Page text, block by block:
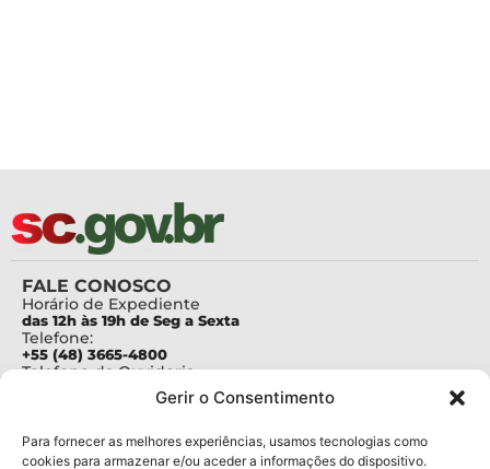
Gerir o Consentimento
Para fornecer as melhores experiências, usamos tecnologias como
cookies para armazenar e/ou aceder a informações do dispositivo.
FALE CONOSCO
Horário de Expediente
das 12h às 19h de Seg a Sexta
Telefone:
+55 (48) 3665-4800
Telefone da Ouvidoria
Para assuntos relacionados à Pesquisa
pesquisa@fapesc.sc.gov.br